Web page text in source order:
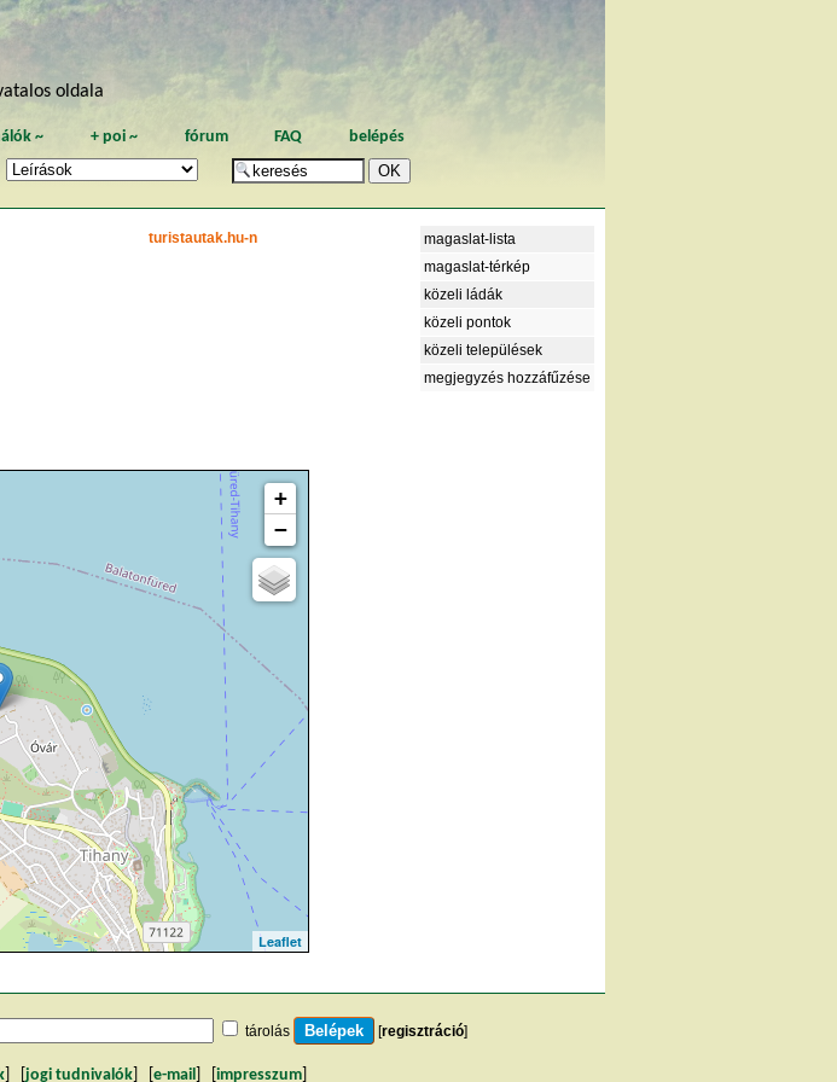
oldala
~ + poi~ fórum FAQ belépés
turistautak.hu-n
+
−
Leaflet
magaslat-lista
magaslat-térkép
közeli ládák
közeli pontok
közeli települések
megjegyzés hozzáfűzése
tárolás [regisztráció]
jogi tudnivalók e-mail impresszum